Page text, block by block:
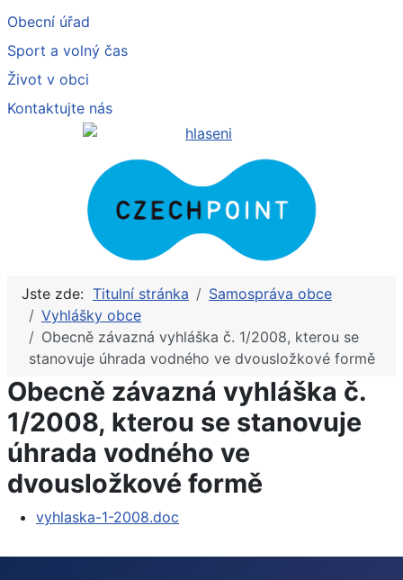
Obecní úřad
Sport a volný čas
Život v obci
Kontaktujte nás
Jste zde: Titulní stránka
Samospráva obce
Vyhlášky obce
Obecně závazná vyhláška č. 1/2008, kterou se
stanovuje úhrada vodného ve dvousložkové formě
Obecně závazná vyhláška č.
1/2008, kterou se stanovuje
úhrada vodného ve
dvousložkové formě
vyhlaska-1-2008.doc